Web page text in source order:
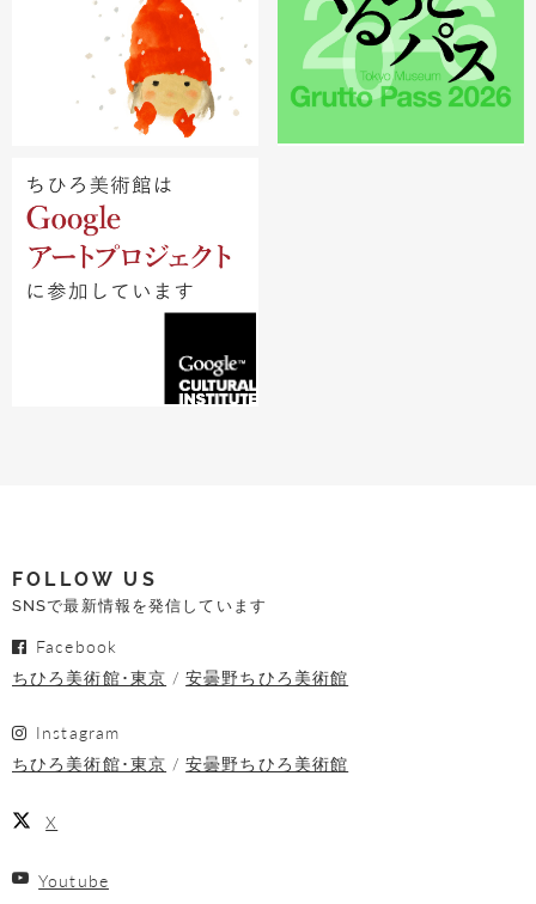
FOLLOW US
SNSで最新情報を発信しています
Facebook
ちひろ美術館･東京
安曇野ちひろ美術館
Instagram
ちひろ美術館･東京
安曇野ちひろ美術館
X
Youtube